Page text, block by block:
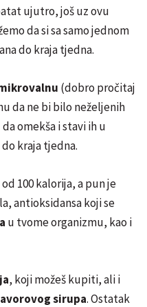
ujutro, još uz ovu
da si sa samo jednom
do kraja tjedna.
(dobro pročitaj
da ne bi bilo neželjenih
omekša i stavi ih u
kraja tjedna.
100 kalorija, a pun je
antioksidansa koji se
u tvome organizmu, kao i
, koji možeš kupiti, ali i
sirupa. Ostatak